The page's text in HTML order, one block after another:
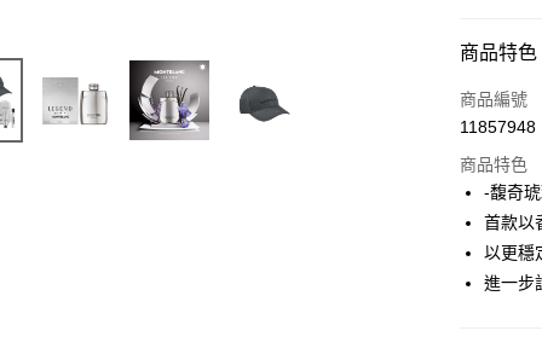
付款方式
信用卡一
運送方式
付款後全
每筆
商品特色
商品編號
11857948
商品特色
-馥奇
首款以
以更穩
進一步